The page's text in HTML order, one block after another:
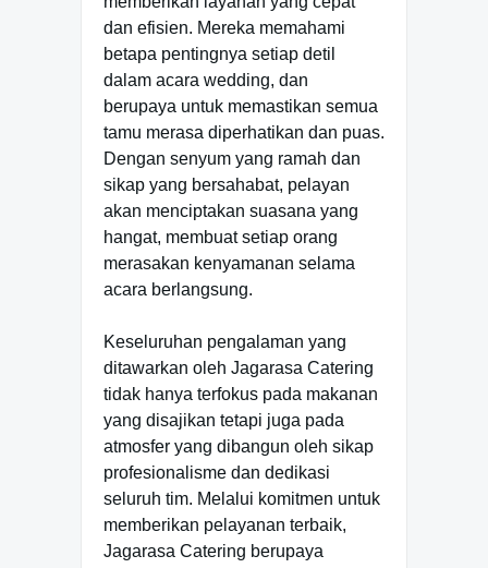
dan efisien. Mereka memahami
betapa pentingnya setiap detil
dalam acara wedding, dan
berupaya untuk memastikan semua
tamu merasa diperhatikan dan puas.
Dengan senyum yang ramah dan
sikap yang bersahabat, pelayan
akan menciptakan suasana yang
hangat, membuat setiap orang
merasakan kenyamanan selama
acara berlangsung.
Keseluruhan pengalaman yang
ditawarkan oleh Jagarasa Catering
tidak hanya terfokus pada makanan
yang disajikan tetapi juga pada
atmosfer yang dibangun oleh sikap
profesionalisme dan dedikasi
seluruh tim. Melalui komitmen untuk
memberikan pelayanan terbaik,
Jagarasa Catering berupaya